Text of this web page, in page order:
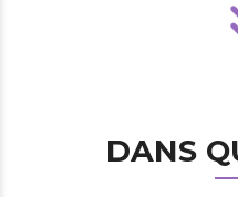
DANS